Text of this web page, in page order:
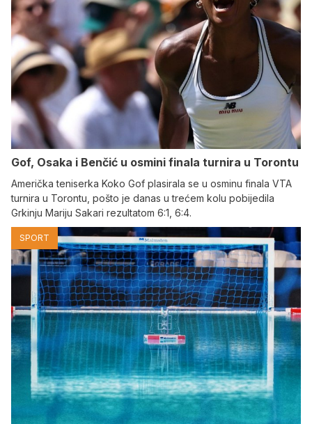
Gof, Osaka i Benčić u osmini finala turnira u Torontu
Američka teniserka Koko Gof plasirala se u osminu finala VTA
turnira u Torontu, pošto je danas u trećem kolu pobijedila
Grkinju Mariju Sakari rezultatom 6:1, 6:4.
SPORT